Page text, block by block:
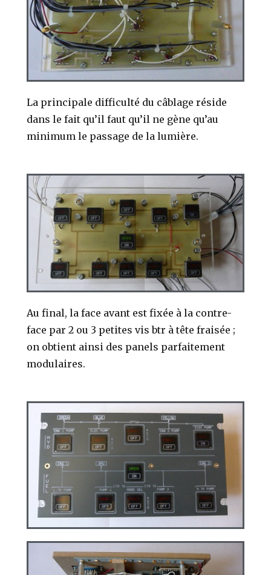
La principale difficulté du câblage réside
dans le fait qu’il faut qu’il ne gène qu’au
minimum le passage de la lumière.
Au final, la face avant est fixée à la contre-
face par 2 ou 3 petites vis btr à tête fraisée ;
on obtient ainsi des panels parfaitement
modulaires.